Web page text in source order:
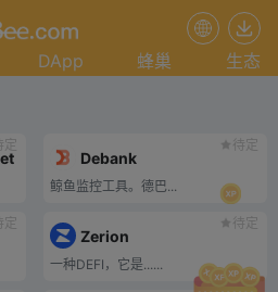
DApp 蜂巢
生态
待定 待定
Debank
鲸鱼监控工具。德巴...
待定 待定
Zerion
一种DEFI，它是......